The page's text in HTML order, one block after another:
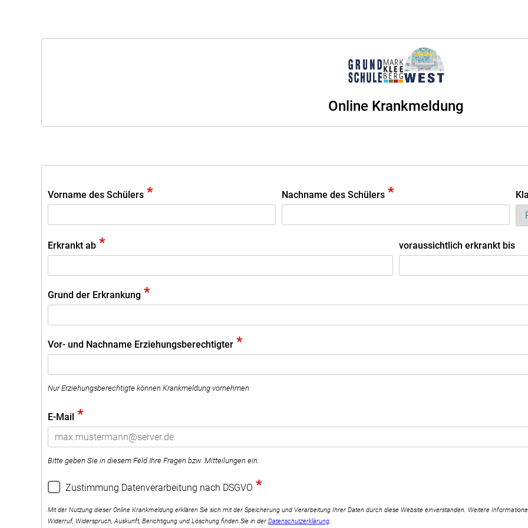
Online Krankmeldung
Vorname des Schülers * Nachname des Schülers *
Erkrankt ab * voraussichtlich erkrankt bis
Grund der Erkrankung *
Vor- und Nachname Erziehungsberechtigter *
Nur Erziehungsberechtigte können Krankmeldung vornehmen
E-Mail *
Bitte geben Sie in diesem Feld Ihre Fragen bzw. Mitteilungen ein.
Zustimmung Datenverarbeitung nach DSGVO *
Mit der Nutzung dieser Online Krankmeldung erklären Sie sich mit der Speicherung und Verarbeitung Ihrer Daten durch diese Website einverstanden. Weitere
Widerruf, Widerspruch, Auskunft, Berichtigung und Löschung finden Sie in der Datenschutzerklärung.